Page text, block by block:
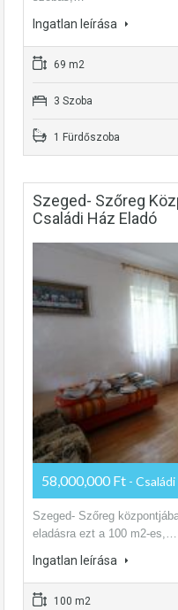
Ingatlan leírása
69 m2
3 Szoba
1 Fürdőszoba
Szeged- Szőreg
Családi Ház Eladó
58,000,000 Ft - Családi
Szeged- Szőreg
eladásra ezt a 100 m2-es,…
Ingatlan leírása
100 m2